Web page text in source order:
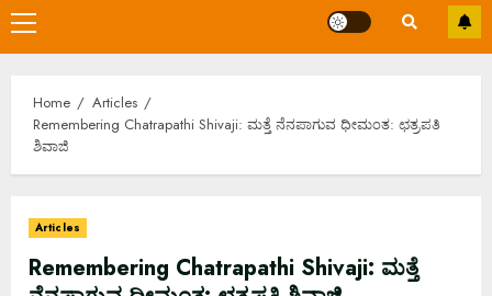
Primary
Menu
Home
Articles
Remembering Chatrapathi Shivaji: ಮತ್ತೆ ನೆನಪಾಗುವ ಧೀಮಂತ: ಛತ್ರಪತಿ
ಶಿವಾಜಿ
Articles
Remembering Chatrapathi Shivaji: ಮತ್ತೆ